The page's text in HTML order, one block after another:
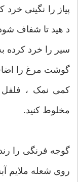
پیاز را نگینی
د هید تا شفاف
سیر را خرد کرده
گوشت مرغ را
کمی نمک ، فلفل
مخلوط کنید.
گوجه فرنگی را
روی شعله ملایم